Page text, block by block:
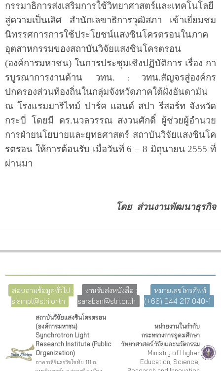
กรรมาธิการส่งเสริมการใช้วิทยาศาสตร์และเทคโนโลยี
สู่ความเป็นเลิศ สำนักเลขาธิการวุฒิสภา เข้าเยี่ยมชม
นิทรรศการการใช้ประโยชน์แสงซินโครตรอนในภาค
อุตสาหกรรมของสถาบันวิจัยแสงซินโครตรอน
(องค์การมหาชน) ในการประชุมเชิงปฏิบัติการ เรื่อง กา
รบูรณาการงานด้าน วทน.
: วทน.สัญจรสู่องค์กร
ปกครองส่วนท้องถิ่นในกลุ่มจังหวัดภาคใต้ฝั่งอันดามัน
ณ โรงแรมมาริไทม์ ปาร์ค แอนด์ สปา รีสอร์ท จังหวัด
กระบี่ โดยมี ดร.นวลวรรณ สงวนศักดิ์ ผู้ช่วยผู้อำนวย
การฝ่ายนโยบายและยุทธศาสตร์ สถาบันวิจัยแสงซินโค
รตรอน ให้การต้อนรับ เมื่อวันที่ 6 – 8 มิถุนายน 2555 ที่
ผ่านมา
โดย ส่วนงานพัฒนาธุรกิจ
สอบถามข้อมูลทั่วไป :
siampl@slri.or.th
งานรับส่งหนังสือ :
saraban@slri.or.th
หมายเลขโทรศัพท์ :
(+66) 044 217 040-1
สถาบันวิจัยแสงซินโครตรอน
(องค์การมหาชน)
Synchrotron Light
Research Institute (Public
Organization)
อาคารสิรินธรวิชโชทัย 111 ถ.
หน่วยงานในกำกับ
กระทรวงการอุดมศึกษา
วิทยาศาสตร์ วิจัยและนวัตกรรม
Ministry of Higher
Education, Science,